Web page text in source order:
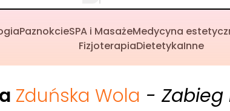
PaznokcieSPA i MasażeMedycyna
FizjoterapiaDietetykaInne
Zduńska Wola - Zabieg